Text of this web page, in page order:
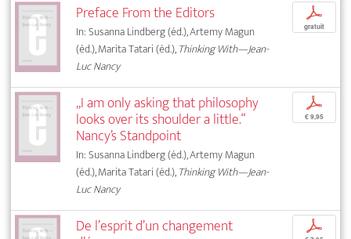
Preface From the Editors
In: Susanna Lindberg (éd.), Artemy Magun
(éd.), Marita Tatari (éd.),Thinking With—Jean-
Luc Nancy
p
gratuit
„I am only asking that philosophy
looks over its shoulder a little.“
Nancy’s Standpoint
In: Susanna Lindberg (éd.), Artemy Magun
(éd.), Marita Tatari (éd.),Thinking With—Jean-
Luc Nancy
p
€ 9,95
De l’esprit d’un changement p